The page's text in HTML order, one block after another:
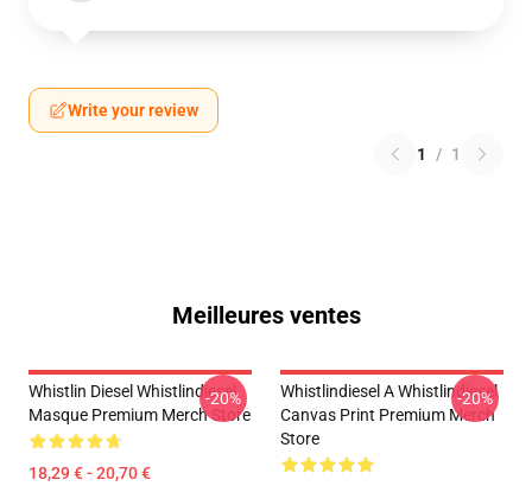
Write your review
1 / 1
Meilleures ventes
Whistlin Diesel Whistlindiesel
Masque Premium Merch Store
18,29 € - 20,70 €
-20%
Whistlindiesel A Whistlindiesel
Canvas Print Premium Merch
Store
-20%